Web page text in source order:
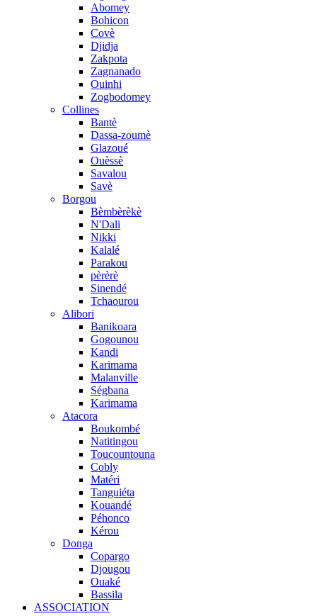
Abomey
Bohicon
Covè
Djidja
Zakpota
Zagnanado
Ouinhi
Zogbodomey
Collines
Bantè
Dassa-zoumè
Glazoué
Ouèssè
Savalou
Savè
Borgou
Bèmbèrèkè
N'Dali
Nikki
Kalalé
Parakou
pèrèrè
Sinendé
Tchaourou
Alibori
Banikoara
Gogounou
Kandi
Karimama
Malanville
Ségbana
Karimama
Atacora
Boukombé
Natitingou
Toucountouna
Cobly
Matéri
Tanguiéta
Kouandé
Péhonco
Kérou
Donga
Copargo
Djougou
Ouaké
Bassila
ASSOCIATION